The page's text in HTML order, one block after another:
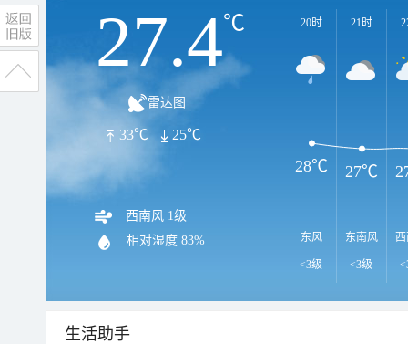
27.4℃
雷达图
33℃ 25℃
西南风 1级
相对湿度 83%
20时
东风
<3级
21时
东南风
<3级
28℃ 27℃
生活助手